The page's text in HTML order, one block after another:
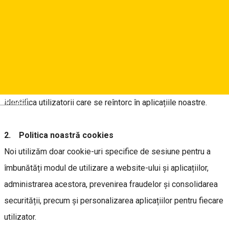
Deutsch
identifica utilizatorii care se reîntorc în aplicațiile noastre.
2. Politica noastră cookies
Noi utilizăm doar cookie-uri specifice de sesiune pentru a
îmbunătăți modul de utilizare a website-ului și aplicațiilor,
administrarea acestora, prevenirea fraudelor și consolidarea
securității, precum și personalizarea aplicațiilor pentru fiecare
utilizator.